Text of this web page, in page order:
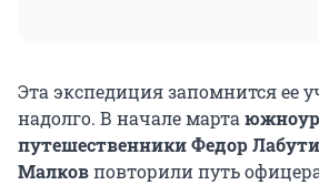
Эта экспедиция запомнится ее
надолго. В начале марта
путешественники Федор
Малковповторили путь